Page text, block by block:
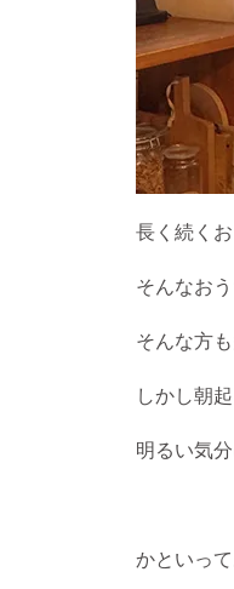
長く続くお
そんなお
そんな方
しかし朝
明るい気
かといっ